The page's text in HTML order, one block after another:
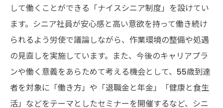
して働くことができる「ナイスシニア制度」を設けてい
ます。シニア社員が安心感と高い意欲を持って働き続け
られるよう労使で議論しながら、作業環境の整備や処遇
の見直しを実施しています。また、今後のキャリアプラ
ンや働く意義をあらためて考える機会として、55歳到達
者を対象に「働き方」や「退職金と年金」「健康と食生
活」などをテーマとしたセミナーを開催するなど、シニ